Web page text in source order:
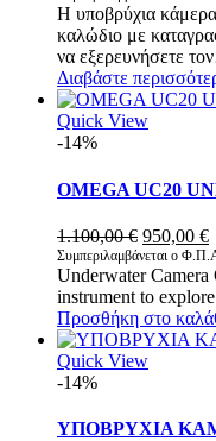
Η υποβρύχια
καλώδιο με
να εξερευνήσετε
Διαβάστε
Quick View
-14%
OMEGA UC20
1.100,00€ Original
price
was:
1.100,00
950,00 €Η
Συμπεριλαμβάνεται ο
Underwater
instrument to
Προσθήκη στο
Quick View
-14%
ΥΠΟΒΡΥΧΙΑ